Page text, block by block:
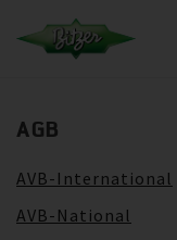
AGB
AVB-International
AVB-National